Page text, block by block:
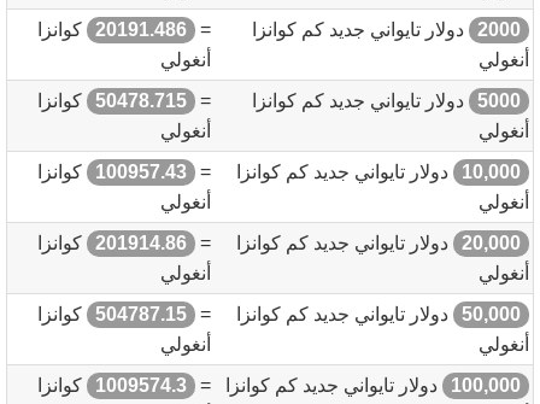
2000
دولار تايواني جديد كم كوانزا
أنغولي
=
20191.486
كوانزا
أنغولي
5000
دولار تايواني جديد كم كوانزا
أنغولي
=
50478.715
كوانزا
أنغولي
10,000
دولار تايواني جديد كم كوانزا
أنغولي
=
100957.43
كوانزا
أنغولي
20,000
دولار تايواني جديد كم كوانزا
أنغولي
=
201914.86
كوانزا
أنغولي
50,000
دولار تايواني جديد كم كوانزا
أنغولي
=
504787.15
كوانزا
أنغولي
100,000
دولار تايواني جديد كم كوانزا
=
1009574.3
كوانزا